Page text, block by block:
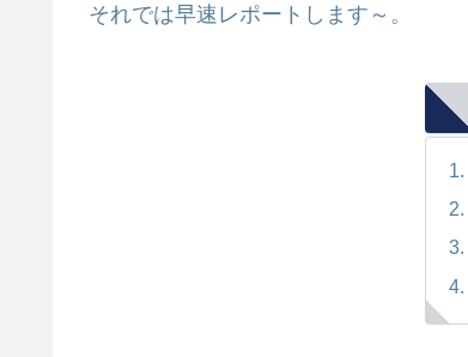
それでは早速レポートします～。